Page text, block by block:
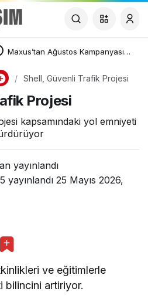
Maxus’tan Ağustos Kampanyası:
DELIVER 7 ve DELIVER 9’da Sıfır
Faizli Kredi ve Özel Fiyat Avantajı
Shell, Güvenli Trafik Projesi
Projesi
kapsamındaki yol emniyeti
yayınlandı
yayınlandı 25 Mayıs 2026,
ve eğitimlerle
bilincini artiriyor.